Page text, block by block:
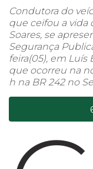
Condutora do
que ceifou a vida
Soares, se
Segurança
feira(05), em Luís
que ocorreu na
h na BR 242 no